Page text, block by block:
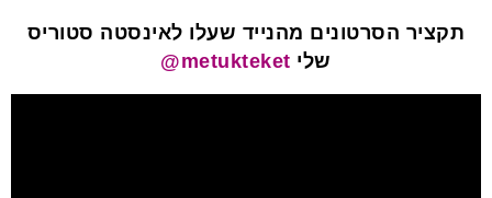
תקציר הסרטונים מהנייד שעלו לאינסטה סטוריס
שלי metukteket@